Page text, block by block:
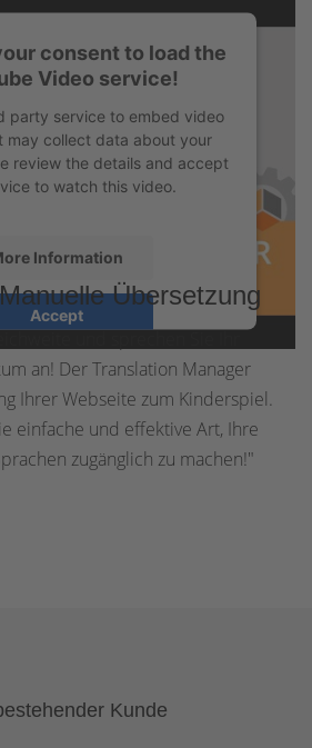
consent to load the
Video service!
party service to embed video
may collect data about your
review the details and accept
to watch this video.
Information
Accept
byUsercentrics Consent
Platform &eRecht24
Übersetzung
an! Der Translation Manager
Ihrer Webseite zum Kinderspiel.
einfache und effektive Art, Ihre
zugänglich zu machen!"
Kunde